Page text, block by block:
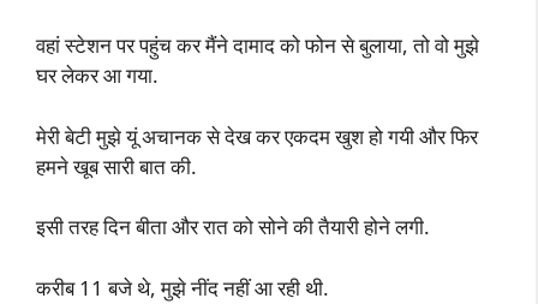
वहां स्टेशन पर पहुंच कर मैंने दामाद को फोन से बुलाया, तो वो मुझे
घर लेकर आ गया.
मेरी बेटी मुझे यूं अचानक से देख कर एकदम खुश हो गयी और फिर
हमने खूब सारी बात की.
इसी तरह दिन बीता और रात को सोने की तैयारी होने लगी.
करीब 11 बजे थे, मुझे नींद नहीं आ रही थी.